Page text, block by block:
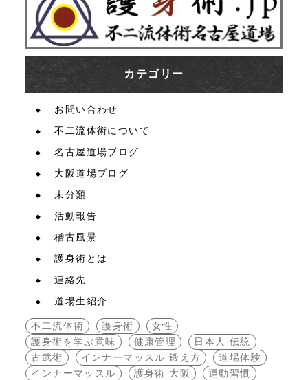
カテゴリー
お問い合わせ
不二流体術について
名古屋道場ブログ
大阪道場ブログ
未分類
活動報告
稽古風景
護身術とは
連絡先
道場生紹介
不二流体術 護身術
女性
護身術を学ぶ意味
健康管理
日本人 伝統
古武術
インナーマッスル 鍛え方
道場体験
インナーマッスル
護身術 大阪
運動習慣